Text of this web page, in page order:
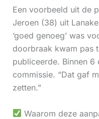
Een voorbeeld uit de
Jeroen (38) uit
‘goed genoeg’ was
doorbraak kwam pas
publiceerde. Binnen
commissie. “Dat gaf
zetten.”
Waarom deze